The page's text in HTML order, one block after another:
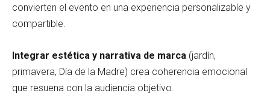
convierten el evento en una experiencia personalizable y
compartible.
Integrar estética y narrativa de marca (jardín,
primavera, Día de la Madre) crea coherencia emocional
que resuena con la audiencia objetivo.